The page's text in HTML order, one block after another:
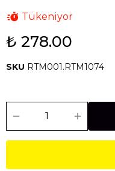
Tükeniyor
₺ 278.00
SKU RTM001.RTM1074